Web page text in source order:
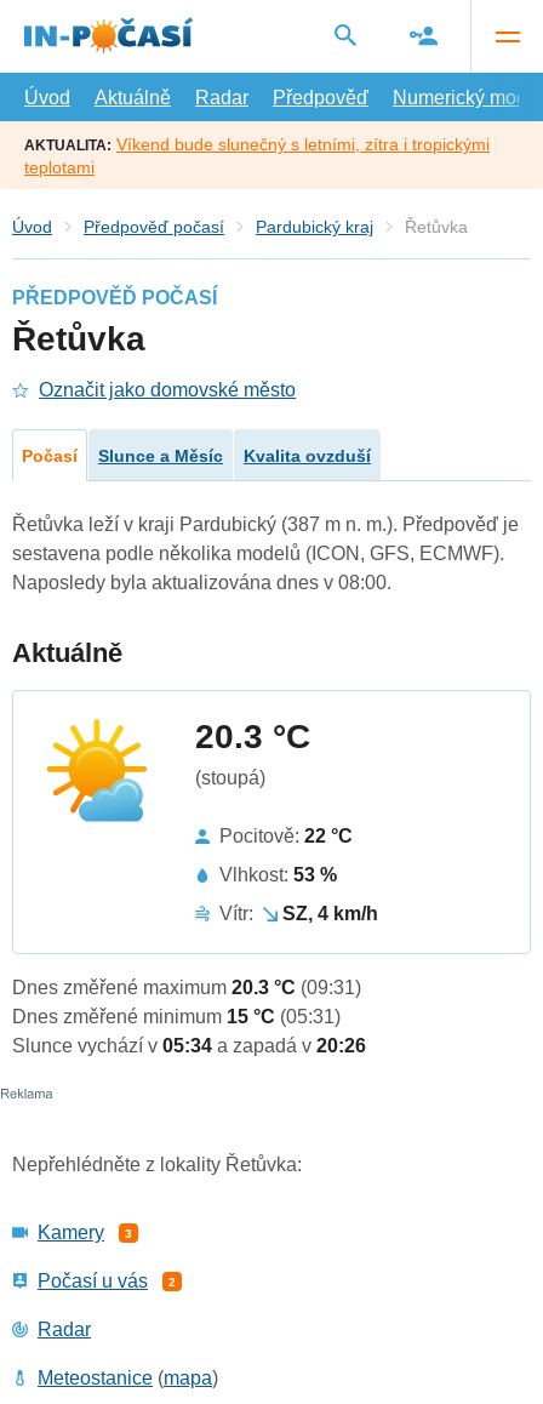
hlavní
Úvod
Aktuálně Radar Předpověď Numerický model
AKTUALITA: Víkend bude slunečný s letními, zítra i tropickými
teplotami
Úvod Předpověď počasí Pardubický kraj Řetůvka
PŘEDPOVĚĎ POČASÍ
Řetůvka
Označit jako domovské město
Počasí Slunce a Měsíc Kvalita ovzduší
Řetůvka leží v kraji Pardubický (387 m n. m.). Předpověď je
sestavena podle několika modelů (ICON, GFS, ECMWF).
Naposledy byla aktualizována dnes v 08:00.
Aktuálně
20.3 °C
(stoupá)
Pocitově: 22 °C
Vlhkost: 53 %
Vítr:
SZ, 4 km/h
Dnes změřené maximum 20.3 °C (09:31)
Dnes změřené minimum 15 °C (05:31)
Slunce vychází v 05:34 a zapadá v 20:26
Nepřehlédněte z lokality Řetůvka:
Kamery 3
Počasí u vás 2
Radar
Meteostanice (mapa)